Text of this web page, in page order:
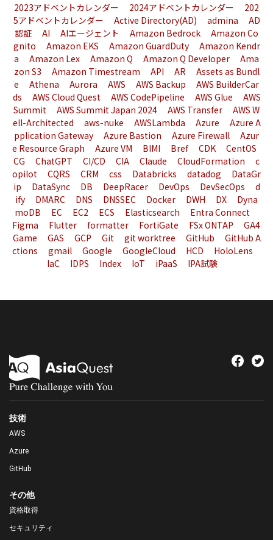
2023アドベントカレンダー 2024アドベントカレンダー
202
5アドベントカレンダー
Active Directory(AD) admina
AD
認証
AI AIエージェント Amazon Bedrock
Amazon Co
gnito
Amazon EKS Amazon GuardDuty
Amazon Kendr
a
Amazon Lex Amazon Q Amazon Q Developer
Ama
zon S3
Amazon Timestream API AR
Assets as Bundl
e
Athena Aurora AWS AWS Backup
AWS BuilderCar
ds
AWS Cloud Quest AWS CodePipeline AWS Glue
AWS
Summit
AWS Summit Japan 2024 AWS Transfer
AWS W
ell-Architected
aws-nuke AWSLambda Azure
Azure A
pplication Gateway
Azure Bastion Azure Firewall
Azur
e Resource Graph
Azure VM BIMI Bref CDK
CentOS
CG
ChatGPT CI/CD CIA Claude CloudFormation
c
opilot
CQRS CRM css Databricks datadog
DataGr
ip
DataSync DB DeepRacer DevOps DevSecOps
d
ify
DMARC DNS DNSSEC Docker DWH DX
Dyna
moDB
EC EC2 ECS Elasticsearch
Entra Connect
Figma
Flutter formatter FortiGate FSx ONTAP
GA4
Game
GAS GCP Git git worktree GitHub
GitHub A
ctions
gmail Google GoogleCloud HCD
HoloLens
IaC
IDPS Index IoT iPaaS IPA試験
技術
AWS
Azure
GitHub
その他
資格取得
セキュリティ